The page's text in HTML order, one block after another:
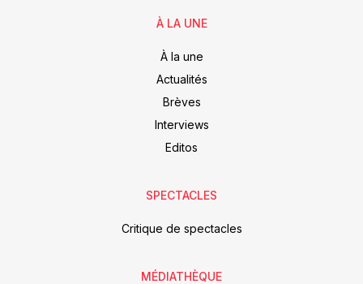
À LA UNE
À la une
Actualités
Brèves
Interviews
Editos
SPECTACLES
Critique de spectacles
MÉDIATHÈQUE